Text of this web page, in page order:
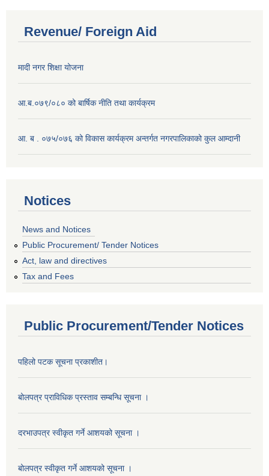
Revenue/ Foreign Aid
मादी नगर शिक्षा योजना
आ.ब.०७९/०८० को बार्षिक नीति तथा कार्यक्रम
आ. ब . ०७५/०७६ को विकास कार्यक्रम अन्तर्गत नगरपालिकाको कुल आम्दानी
Notices
News and Notices
Public Procurement/ Tender Notices
Act, law and directives
Tax and Fees
Public Procurement/Tender Notices
पहिलो पटक सूचना प्रकाशीत।
बोलपत्र प्राविधिक प्रस्ताव सम्बन्धि सूचना ।
दरभाउपत्र स्वीकृत गर्ने आशयको सूचना ।
बोलपत्र स्वीकृत गर्ने आशयको सूचना ।